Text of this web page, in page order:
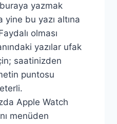
yazmak
yine bu yazı altına
olması
yazılar ufak
saatinizden
puntosu
Apple Watch
menüden